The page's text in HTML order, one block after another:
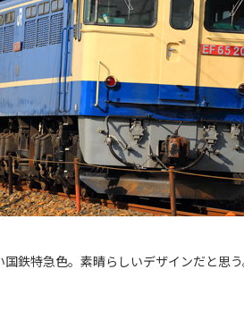
鉄特急色。素晴らしいデザインだと思う